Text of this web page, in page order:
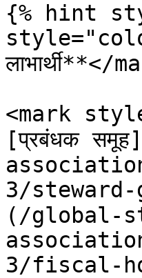
{% hint
लाभार्थी**</
<mark
[प्रबंधक
3/steward-
(/global-
3/fiscal-